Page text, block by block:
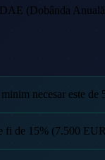
(Dobânda
necesar este
de 15% (7.500